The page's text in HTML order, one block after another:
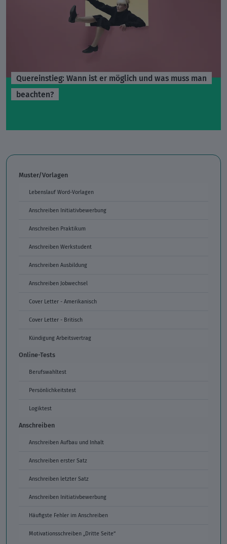
Quereinstieg: Wann ist er möglich und was muss man
beachten?
Muster/Vorlagen
Lebenslauf Word-Vorlagen
Anschreiben Initiativbewerbung
Anschreiben Praktikum
Anschreiben Werkstudent
Anschreiben Ausbildung
Anschreiben Jobwechsel
Cover Letter - Amerikanisch
Cover Letter - Britisch
Kündigung Arbeitsvertrag
Online-Tests
Berufswahltest
Persönlichkeitstest
Logiktest
Anschreiben
Anschreiben Aufbau und Inhalt
Anschreiben erster Satz
Anschreiben letzter Satz
Anschreiben Initiativbewerbung
Häufigste Fehler im Anschreiben
Motivationsschreiben „Dritte Seite“